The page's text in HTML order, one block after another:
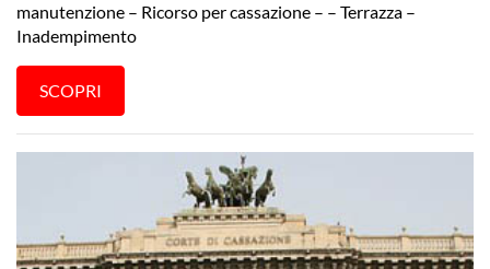
manutenzione – Ricorso per cassazione – – Terrazza –
Inadempimento
SCOPRI